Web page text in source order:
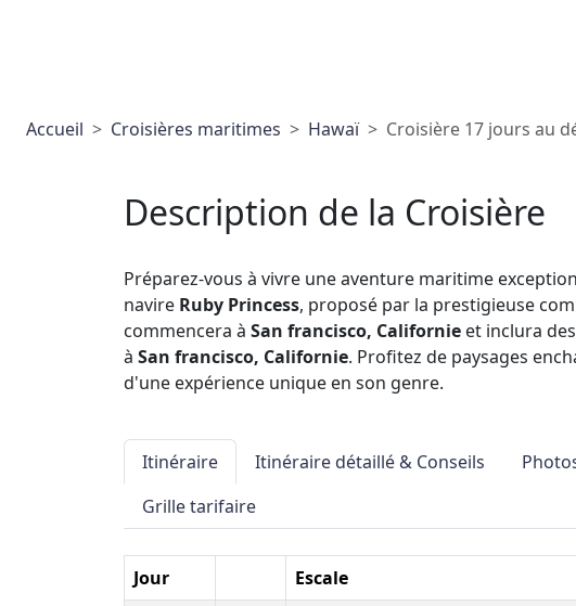
Accueil Croisières maritimes Hawaï Croisière 17 jours au
Description de la Croisière
Préparez-vous à vivre une aventure maritime
navire Ruby Princess, proposé par la prestigieuse
commencera à San francisco, Californie et inclura
à San francisco, Californie. Profitez de paysages
d'une expérience unique en son genre.
Itinéraire Itinéraire détaillé & Conseils
Grille tarifaire
Jour Escale